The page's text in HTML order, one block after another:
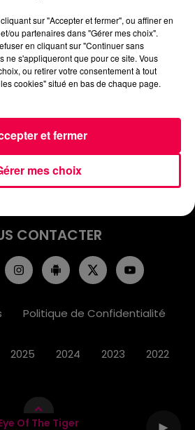
Of The Tiger
INFOS
EMISSIONS
JEUX
PODCASTS
CONTACTER
Politique de Confidentialité
2025 2024 2023 2022
sur "Accepter et fermer", ou affiner en
ou partenaires dans "Gérer mes choix".
en cliquant sur "Continuer sans
ne s'appliqueront que pour ce site. Vous
ou retirer votre consentement à tout
cookies" situé en bas de chaque page.
mes choix
et fermer